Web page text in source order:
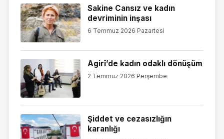
Sakine Cansız ve kadın
devriminin inşası
6 Temmuz 2026 Pazartesi
Agirî’de kadın odaklı dönüşüm
2 Temmuz 2026 Perşembe
Şiddet ve cezasızlığın
karanlığı